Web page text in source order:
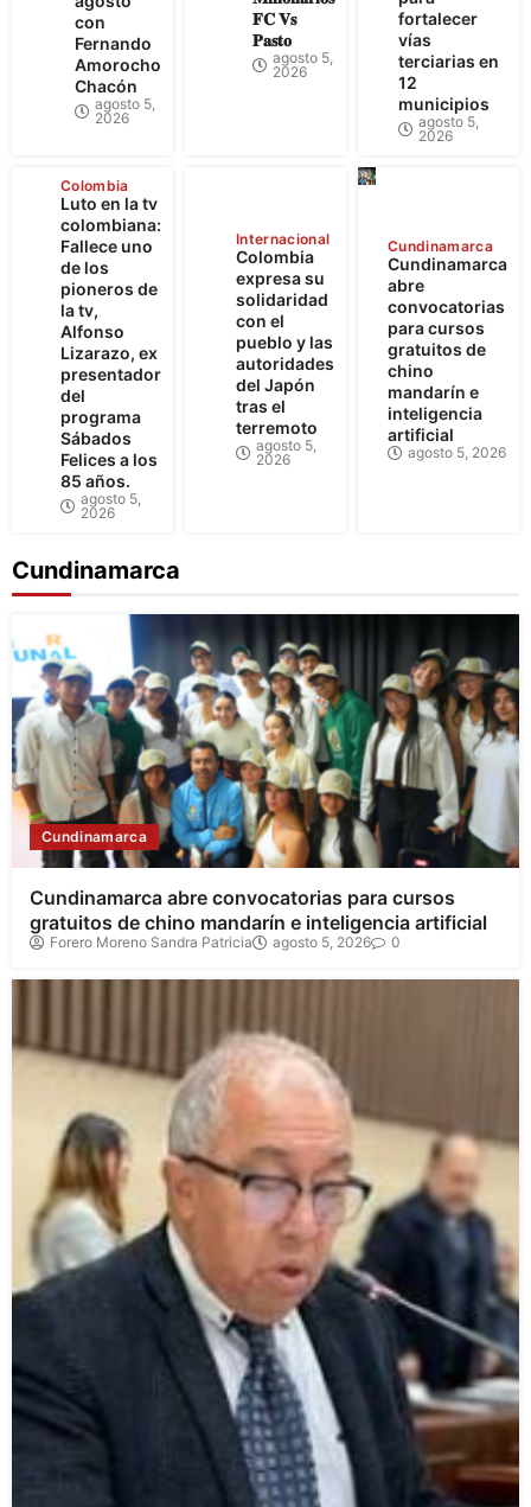
con
Fernando
Amorocho
Chacón
agosto 5,
2026
𝐅𝐂 𝐕𝐬
𝐏𝐚𝐬𝐭𝐨
agosto 5,
2026
fortalecer
vías
terciarias en
12
municipios
agosto 5,
2026
Colombia
Luto en la tv
colombiana:
Fallece uno
de los
pioneros de
la tv,
Alfonso
Lizarazo, ex
presentador
del
programa
Sábados
Felices a los
85 años.
agosto 5,
2026
Internacional
Colombia
expresa su
solidaridad
con el
pueblo y las
autoridades
del Japón
tras el
terremoto
agosto 5,
2026
Cundinamarca
Cundinamarca
abre
convocatorias
para cursos
gratuitos de
chino
mandarín e
inteligencia
artificial
agosto 5, 2026
Cundinamarca
Cundinamarca
Cundinamarca abre convocatorias para cursos
gratuitos de chino mandarín e inteligencia artificial
Forero Moreno Sandra Patricia agosto 5, 2026 0